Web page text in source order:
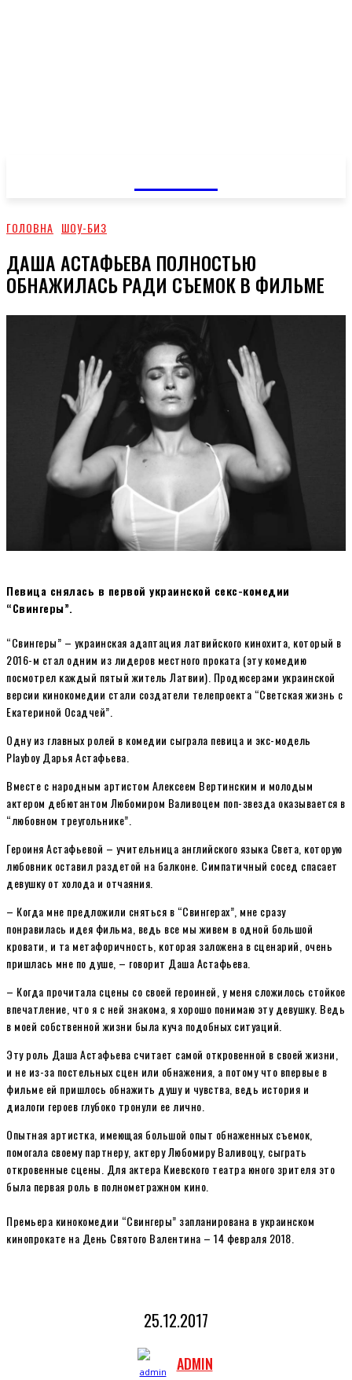
ГОЛОВНА ШОУ-БИЗ
ДАША АСТАФЬЕВА ПОЛНОСТЬЮ
ОБНАЖИЛАСЬ РАДИ СЪЕМОК В ФИЛЬМЕ
Певица снялась в первой украинской секс-комедии
“Свингеры”.
“Свингеры” – украинская адаптация латвийского кинохита, который в
2016-м стал одним из лидеров местного проката (эту комедию
посмотрел каждый пятый житель Латвии). Продюсерами украинской
версии кинокомедии стали создатели телепроекта “Светская жизнь с
Екатериной Осадчей”.
Одну из главных ролей в комедии сыграла певица и экс-модель
Playboy Дарья Астафьева.
Вместе с народным артистом Алексеем Вертинским и молодым
актером дебютантом Любомиром Валивоцем поп-звезда оказывается в
“любовном треугольнике”.
Героиня Астафьевой – учительница английского языка Света, которую
любовник оставил раздетой на балконе. Симпатичный сосед спасает
девушку от холода и отчаяния.
– Когда мне предложили сняться в “Свингерах”, мне сразу
понравилась идея фильма, ведь все мы живем в одной большой
кровати, и та метафоричность, которая заложена в сценарий, очень
пришлась мне по душе, – говорит Даша Астафьева.
– Когда прочитала сцены со своей героиней, у меня сложилось стойкое
впечатление, что я с ней знакома, я хорошо понимаю эту девушку. Ведь
в моей собственной жизни была куча подобных ситуаций.
Эту роль Даша Астафьева считает самой откровенной в своей жизни,
и не из-за постельных сцен или обнажения, а потому что впервые в
фильме ей пришлось обнажить душу и чувства, ведь история и
диалоги героев глубоко тронули ее лично.
Опытная артистка, имеющая большой опыт обнаженных съемок,
помогала своему партнеру, актеру Любомиру Валивоцу, сыграть
откровенные сцены. Для актера Киевского театра юного зрителя это
была первая роль в полнометражном кино.
Премьера кинокомедии “Свингеры” запланирована в украинском
кинопрокате на День Святого Валентина – 14 февраля 2018.
25.12.2017
ADMIN